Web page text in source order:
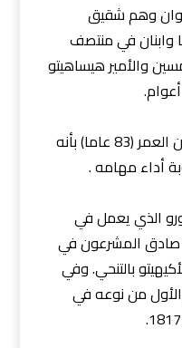
وهم شقيق
يبلغ من العمر 80 عاما وابنان في منتصف
والأمير هيساهيتو
وصرح الإمبراطور أكيهيتو البالغ من العمر (83 عاما) بأنه
أداء مهامه .
الذي يعمل في
المشرعون في
بالتنحي. وفي
من نوعه في